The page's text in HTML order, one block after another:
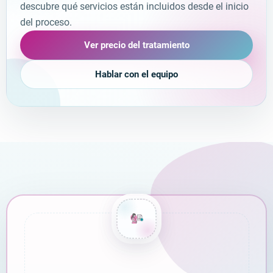
descubre qué servicios están incluidos desde el inicio
del proceso.
Ver precio del tratamiento
Hablar con el equipo